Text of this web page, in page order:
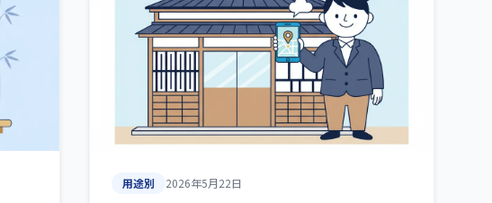
用途別 2026年5月22日